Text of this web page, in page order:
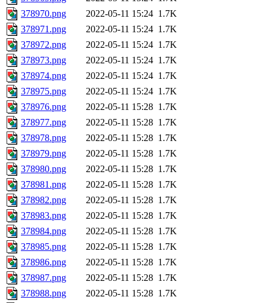
378970.png
2022-05-11 15:24 1.7K
378971.png
2022-05-11 15:24 1.7K
378972.png
2022-05-11 15:24 1.7K
378973.png
2022-05-11 15:24 1.7K
378974.png
2022-05-11 15:24 1.7K
378975.png
2022-05-11 15:24 1.7K
378976.png
2022-05-11 15:28 1.7K
378977.png
2022-05-11 15:28 1.7K
378978.png
2022-05-11 15:28 1.7K
378979.png
2022-05-11 15:28 1.7K
378980.png
2022-05-11 15:28 1.7K
378981.png
2022-05-11 15:28 1.7K
378982.png
2022-05-11 15:28 1.7K
378983.png
2022-05-11 15:28 1.7K
378984.png
2022-05-11 15:28 1.7K
378985.png
2022-05-11 15:28 1.7K
378986.png
2022-05-11 15:28 1.7K
378987.png
2022-05-11 15:28 1.7K
378988.png
2022-05-11 15:28 1.7K